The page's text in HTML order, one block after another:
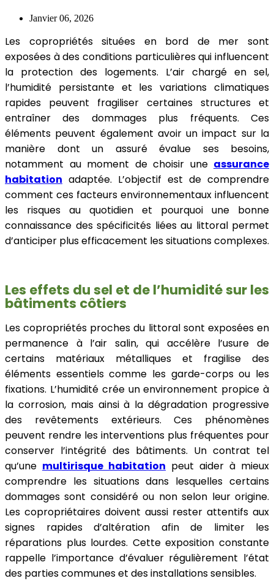
Janvier 06, 2026
Les copropriétés situées en bord de mer sont
exposées à des conditions particulières qui influencent
la protection des logements. L’air chargé en sel,
l’humidité persistante et les variations climatiques
rapides peuvent fragiliser certaines structures et
entraîner des dommages plus fréquents. Ces
éléments peuvent également avoir un impact sur la
manière dont un assuré évalue ses besoins,
notamment au moment de choisir une assurance
habitation adaptée. L’objectif est de comprendre
comment ces facteurs environnementaux influencent
les risques au quotidien et pourquoi une bonne
connaissance des spécificités liées au littoral permet
d’anticiper plus efficacement les situations complexes.
Les effets du sel et de l’humidité sur les
bâtiments côtiers
Les copropriétés proches du littoral sont exposées en
permanence à l’air salin, qui accélère l’usure de
certains matériaux métalliques et fragilise des
éléments essentiels comme les garde-corps ou les
fixations. L’humidité crée un environnement propice à
la corrosion, mais ainsi à la dégradation progressive
des revêtements extérieurs. Ces phénomènes
peuvent rendre les interventions plus fréquentes pour
conserver l’intégrité des bâtiments. Un contrat tel
qu’une multirisque habitation peut aider à mieux
comprendre les situations dans lesquelles certains
dommages sont considéré ou non selon leur origine.
Les copropriétaires doivent aussi rester attentifs aux
signes rapides d’altération afin de limiter les
réparations plus lourdes. Cette exposition constante
rappelle l’importance d’évaluer régulièrement l’état
des parties communes et des installations sensibles.